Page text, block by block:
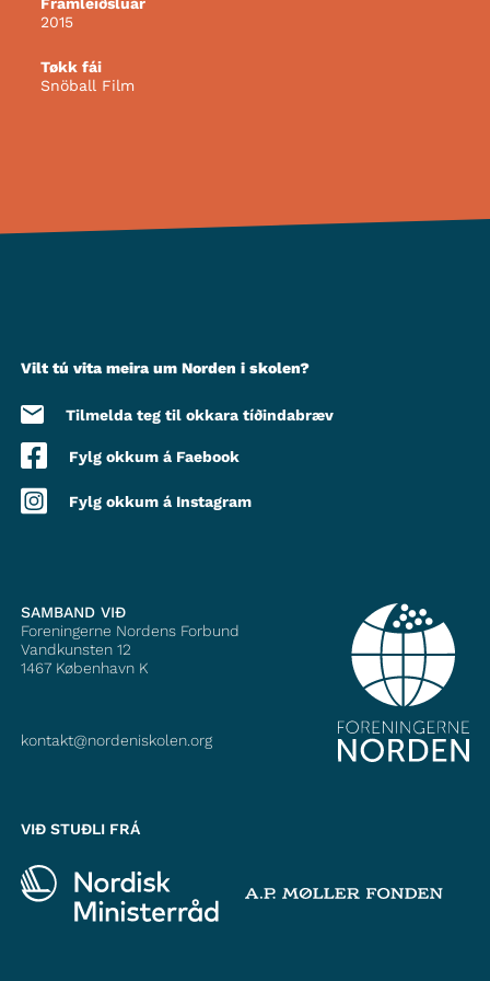
2015
Tøkk fái
Snöball Film
Vilt tú vita meira um Norden i skolen?
Tilmelda teg til okkara tíðindabræv
Fylg okkum á Faebook
Fylg okkum á Instagram
SAMBAND VIÐ
Foreningerne Nordens Forbund
Vandkunsten 12
1467 København K
kontakt@nordeniskolen.org
VIÐ STUÐLI FRÁ